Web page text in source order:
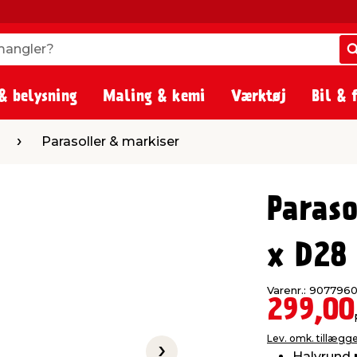
belysning Maling & kemi Værktøj Bil &
& markiser
Parasoller & markiser
x
Varenr.: 9077960
299,00
Lev. omk.